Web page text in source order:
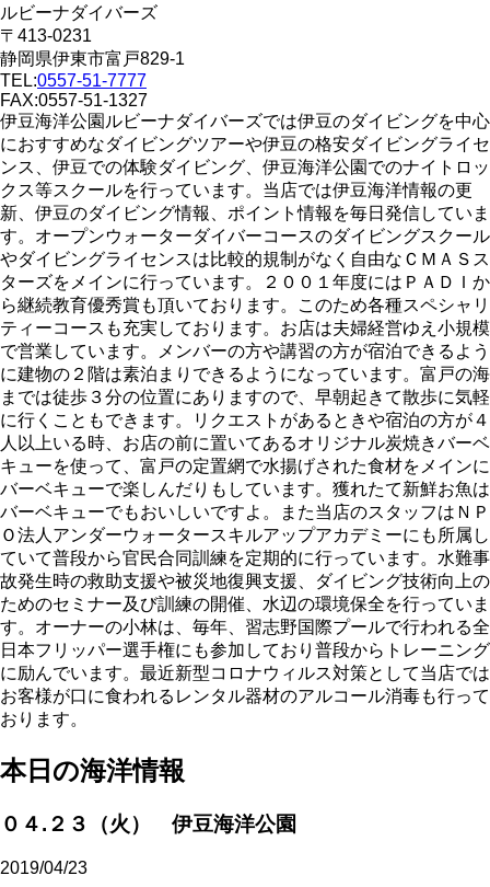
ルビーナダイバーズ
〒413-0231
静岡県伊東市富戸829-1
TEL:0557-51-7777
FAX:0557-51-1327
伊豆海洋公園ルビーナダイバーズでは伊豆のダイビングを中心
におすすめなダイビングツアーや伊豆の格安ダイビングライセ
ンス、伊豆での体験ダイビング、伊豆海洋公園でのナイトロッ
クス等スクールを行っています。当店では伊豆海洋情報の更
新、伊豆のダイビング情報、ポイント情報を毎日発信していま
す。オープンウォーターダイバーコースのダイビングスクール
やダイビングライセンスは比較的規制がなく自由なＣＭＡＳス
ターズをメインに行っています。２００１年度にはＰＡＤＩか
ら継続教育優秀賞も頂いております。このため各種スペシャリ
ティーコースも充実しております。お店は夫婦経営ゆえ小規模
で営業しています。メンバーの方や講習の方が宿泊できるよう
に建物の２階は素泊まりできるようになっています。富戸の海
までは徒歩３分の位置にありますので、早朝起きて散歩に気軽
に行くこともできます。リクエストがあるときや宿泊の方が４
人以上いる時、お店の前に置いてあるオリジナル炭焼きバーベ
キューを使って、富戸の定置網で水揚げされた食材をメインに
バーベキューで楽しんだりもしています。獲れたて新鮮お魚は
バーベキューでもおいしいですよ。また当店のスタッフはＮＰ
Ｏ法人アンダーウォータースキルアップアカデミーにも所属し
ていて普段から官民合同訓練を定期的に行っています。水難事
故発生時の救助支援や被災地復興支援、ダイビング技術向上の
ためのセミナー及び訓練の開催、水辺の環境保全を行っていま
す。オーナーの小林は、毎年、習志野国際プールで行われる全
日本フリッパー選手権にも参加しており普段からトレーニング
に励んでいます。最近新型コロナウィルス対策として当店では
お客様が口に食われるレンタル器材のアルコール消毒も行って
おります。
本日の海洋情報
０４.２３（火） 伊豆海洋公園
2019/04/23